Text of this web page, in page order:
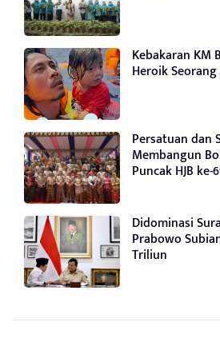
Kebakaran KM
Heroik
Persatuan dan
Membangun
Puncak HJB ke-
Didominasi
Prabowo
Triliun